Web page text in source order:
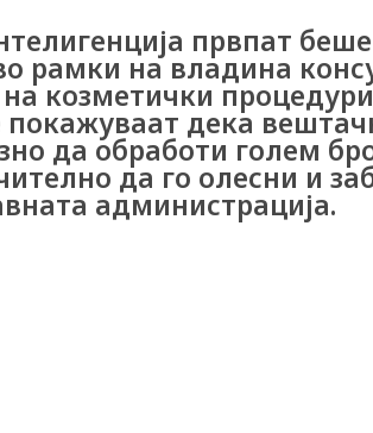
првпат
рамки на владина
козметички
покажуваат дека
да обработи голем
да го олесни и
администрација.